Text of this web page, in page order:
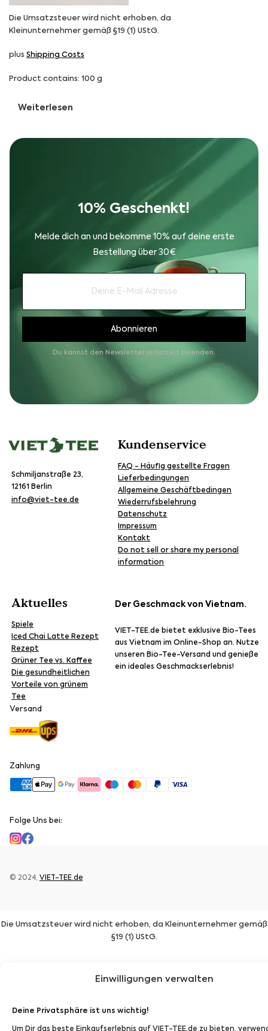
Einwilligungen verwalten
Deine Privatsphäre ist uns wichtig!
Um Dir das beste Einkaufserlebnis auf VIET-TEE.de zu bieten,
Die Umsatzsteuer wird nicht erhoben, da
Kleinunternehmer gemäß §19 (1) UStG.
plus Shipping Costs
Product contains: 100 g
Weiterlesen
10% Geschenkt!
Melde dich an und bekomme 10% auf deine erste
Bestellung über 30€
Du kannst den Newsletter jederzeit beenden.
Schmiljanstraße 23,
12161 Berlin
info@viet-tee.de
Kundenservice
FAQ - Häufig gestellte Fragen
Lieferbedingungen
Allgemeine Geschäftbedingen
Wiederrufsbelehrung
Datenschutz
Impressum
Kontakt
Do not sell or share my personal
information
Aktuelles
Spiele
Iced Chai Latte Rezept
Rezept
Grüner Tee vs. Kaffee
Die gesundheitlichen
Vorteile von grünem
Tee
Der Geschmack von Vietnam.
VIET-TEE.de bietet exklusive Bio-Tees
aus Vietnam im Online-Shop an. Nutze
unseren Bio-Tee-Versand und genieße
ein ideales Geschmackserlebnis!
Versand
Zahlung
Folge Uns bei:
© 2024, VIET-TEE.de
Die Umsatzsteuer wird nicht erhoben, da Kleinunternehmer gemäß
§19 (1) UStG.